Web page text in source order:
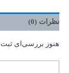
نظرات (0)
هنوز بررسی‌ای